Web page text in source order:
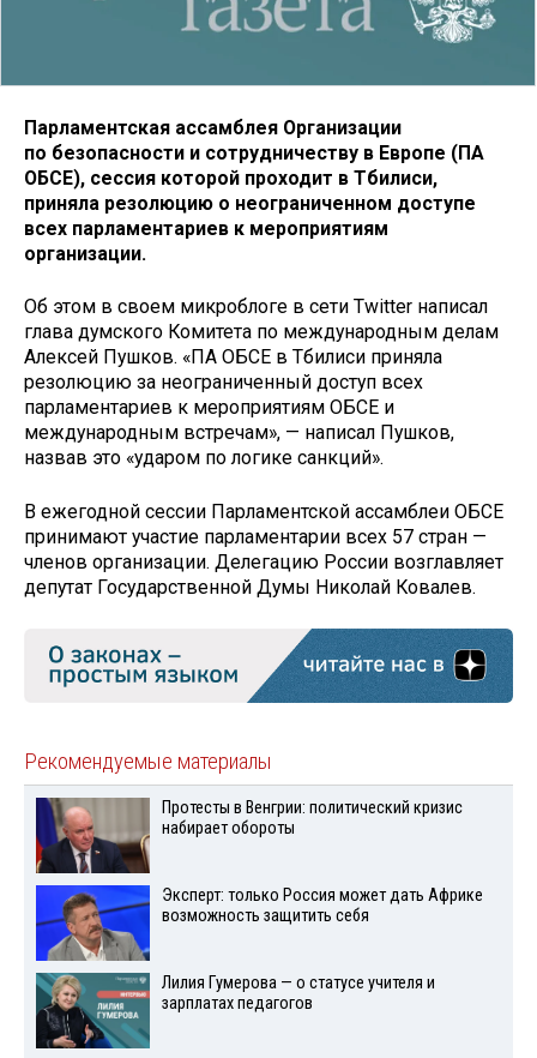
Парламентская ассамблея Организации
по безопасности и сотрудничеству в Европе (ПА
ОБСЕ), сессия которой проходит в Тбилиси,
приняла резолюцию о неограниченном доступе
всех парламентариев к мероприятиям
организации.
Об этом в своем микроблоге в сети Twitter написал
глава думского Комитета по международным делам
Алексей Пушков. «ПА ОБСЕ в Тбилиси приняла
резолюцию за неограниченный доступ всех
парламентариев к мероприятиям ОБСЕ и
международным встречам», — написал Пушков,
назвав это «ударом по логике санкций».
В ежегодной сессии Парламентской ассамблеи ОБСЕ
принимают участие парламентарии всех 57 стран —
членов организации. Делегацию России возглавляет
депутат Государственной Думы Николай Ковалев.
Рекомендуемые материалы
Протесты в Венгрии: политический кризис
набирает обороты
Эксперт: только Россия может дать Африке
возможность защитить себя
Лилия Гумерова — о статусе учителя и
зарплатах педагогов